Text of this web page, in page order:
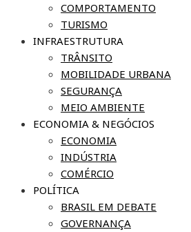
COMPORTAMENTO
TURISMO
INFRAESTRUTURA
TRÂNSITO
MOBILIDADE URBANA
SEGURANÇA
MEIO AMBIENTE
ECONOMIA & NEGÓCIOS
ECONOMIA
INDÚSTRIA
COMÉRCIO
POLÍTICA
BRASIL EM DEBATE
GOVERNANÇA